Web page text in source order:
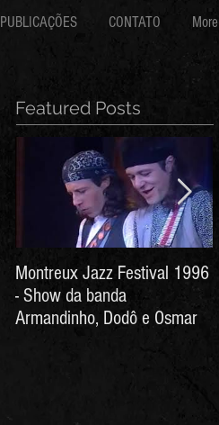
PUBLICAÇÕES CONTATO More
Featured Posts
Montreux Jazz Festival 1996
- Show da banda
Armandinho, Dodô e Osmar